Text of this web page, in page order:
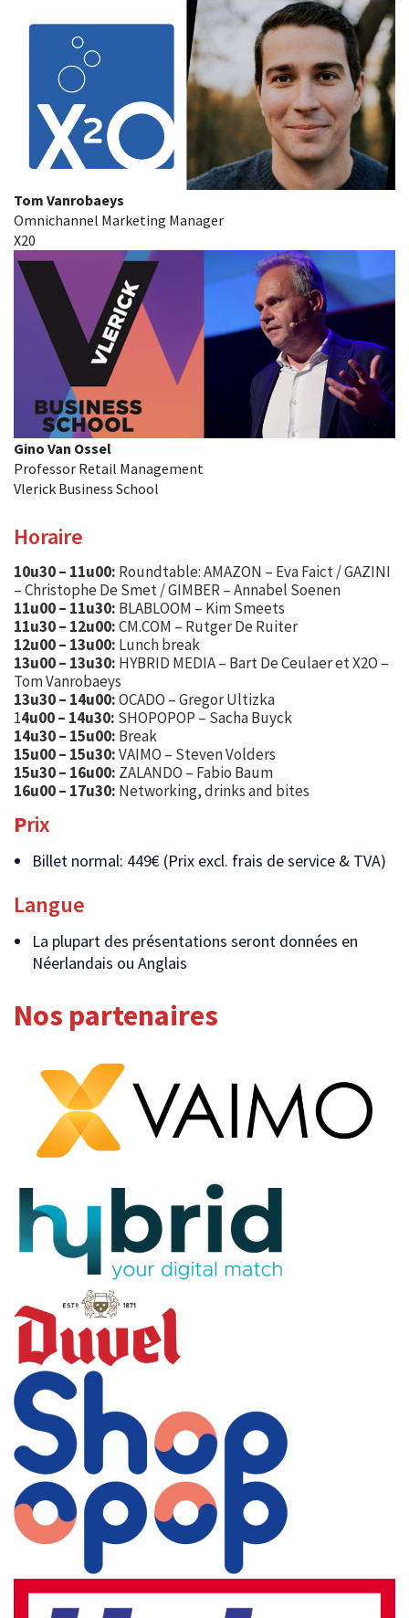
Tom Vanrobaeys
Omnichannel Marketing Manager
X20
Gino Van Ossel
Professor Retail Management
Vlerick Business School
Horaire
10u30 – 11u00: Roundtable: AMAZON – Eva Faict / GAZINI
– Christophe De Smet / GIMBER – Annabel Soenen
11u00 – 11u30: BLABLOOM – Kim Smeets
11u30 – 12u00:CM.COM – Rutger De Ruiter
12u00 – 13u00: Lunch break
13u00 – 13u30: HYBRID MEDIA – Bart De Ceulaer et X2O –
Tom Vanrobaeys
13u30 – 14u00:OCADO – Gregor Ultizka
14u00 – 14u30: SHOPOPOP – Sacha Buyck
14u30 – 15u00: Break
15u00 – 15u30:VAIMO – Steven Volders
15u30 – 16u00: ZALANDO – Fabio Baum
16u00 – 17u30: Networking, drinks and bites
Prix
Billet normal: 449€ (Prix excl. frais de service & TVA)
Langue
La plupart des présentations seront données en
Néerlandais ou Anglais
Nos partenaires